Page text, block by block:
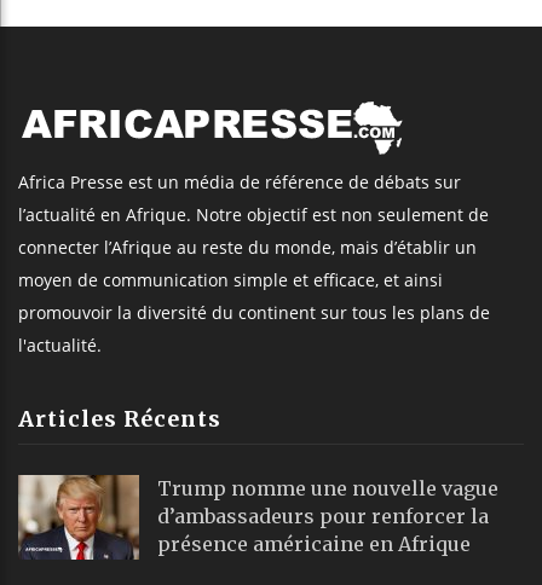
Africa Presse est un média de référence de débats sur
l’actualité en Afrique. Notre objectif est non seulement de
connecter l’Afrique au reste du monde, mais d’établir un
moyen de communication simple et efficace, et ainsi
promouvoir la diversité du continent sur tous les plans de
l'actualité.
Articles Récents
Trump nomme une nouvelle vague
d’ambassadeurs pour renforcer la
présence américaine en Afrique